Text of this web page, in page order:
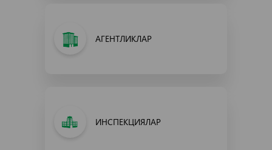
АГЕНТЛИКЛАР
ИНСПЕКЦИЯЛАР